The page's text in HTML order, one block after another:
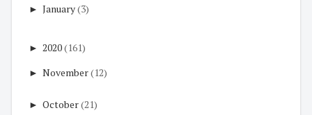
► January(3)
► 2020(161)
► November(12)
► October(21)